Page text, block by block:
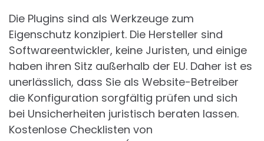
Die Plugins sind als Werkzeuge zum
Eigenschutz konzipiert. Die Hersteller sind
Softwareentwickler, keine Juristen, und einige
haben ihren Sitz außerhalb der EU. Daher ist es
unerlässlich, dass Sie als Website-Betreiber
die Konfiguration sorgfältig prüfen und sich
bei Unsicherheiten juristisch beraten lassen.
Kostenlose Checklisten von